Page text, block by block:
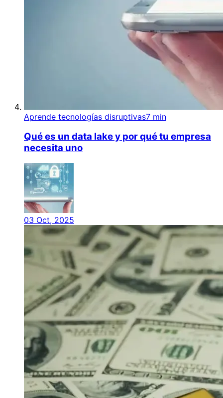
Aprende tecnologías disruptivas7 min
Qué es un data lake y por qué tu empresa
necesita uno
03 Oct, 2025